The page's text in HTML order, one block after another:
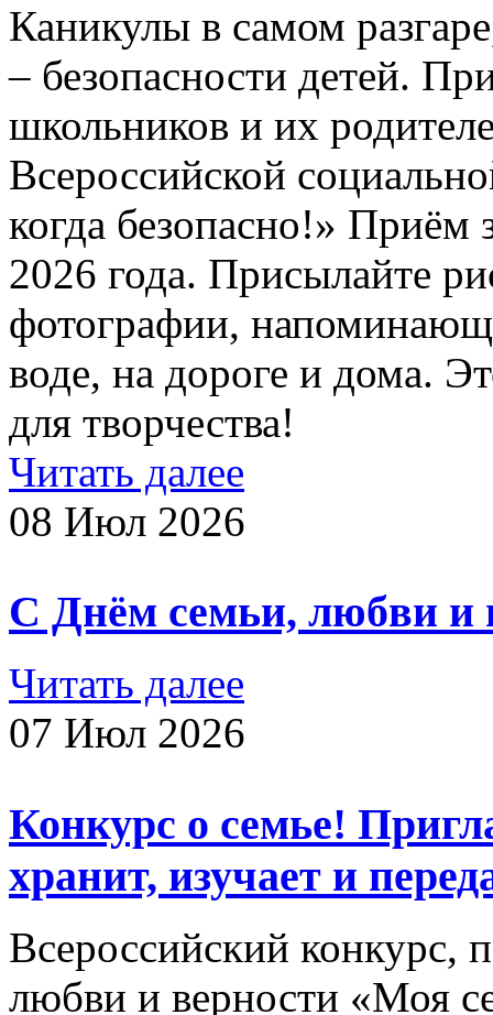
Каникулы в самом
– безопасности детей.
школьников и их
Всероссийской
когда безопасно!» Приём
2026 года. Присылайте
фотографии,
воде, на дороге и дома.
для творчества!
Читать далее
08 Июл 2026
С Днём семьи, любви и
Читать далее
07 Июл 2026
Конкурс о семье!
хранит, изучает и
Всероссийский
любви и верности «Моя